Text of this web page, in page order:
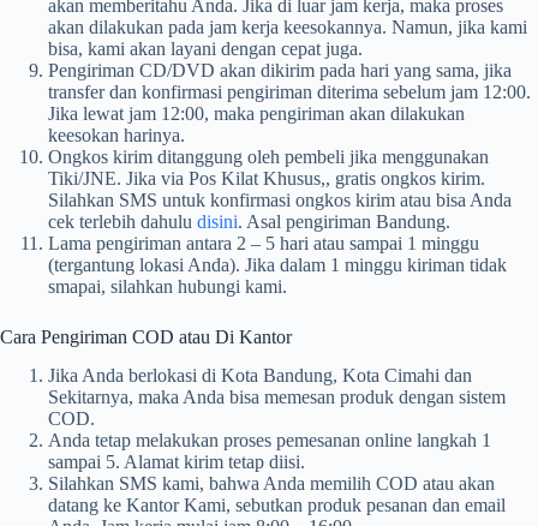
akan memberitahu Anda. Jika di luar jam kerja, maka proses
akan dilakukan pada jam kerja keesokannya. Namun, jika kami
bisa, kami akan layani dengan cepat juga.
Pengiriman CD/DVD akan dikirim pada hari yang sama, jika
transfer dan konfirmasi pengiriman diterima sebelum jam 12:00.
Jika lewat jam 12:00, maka pengiriman akan dilakukan
keesokan harinya.
Ongkos kirim ditanggung oleh pembeli jika menggunakan
Tiki/JNE. Jika via Pos Kilat Khusus,, gratis ongkos kirim.
Silahkan SMS untuk konfirmasi ongkos kirim atau bisa Anda
cek terlebih dahulu disini. Asal pengiriman Bandung.
Lama pengiriman antara 2 – 5 hari atau sampai 1 minggu
(tergantung lokasi Anda). Jika dalam 1 minggu kiriman tidak
smapai, silahkan hubungi kami.
Cara Pengiriman COD atau Di Kantor
Jika Anda berlokasi di Kota Bandung, Kota Cimahi dan
Sekitarnya, maka Anda bisa memesan produk dengan sistem
COD.
Anda tetap melakukan proses pemesanan online langkah 1
sampai 5. Alamat kirim tetap diisi.
Silahkan SMS kami, bahwa Anda memilih COD atau akan
datang ke Kantor Kami, sebutkan produk pesanan dan email